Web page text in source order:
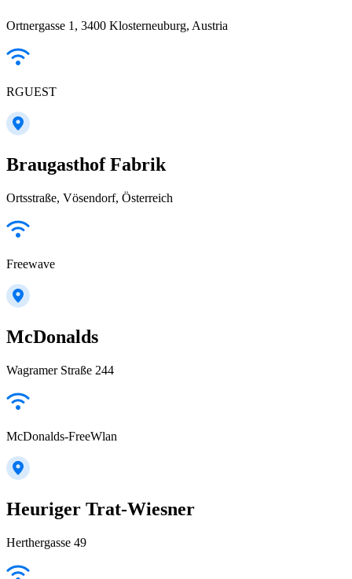
Ortnergasse 1, 3400 Klosterneuburg, Austria
RGUEST
Braugasthof Fabrik
Ortsstraße, Vösendorf, Österreich
Freewave
McDonalds
Wagramer Straße 244
McDonalds-FreeWlan
Heuriger Trat-Wiesner
Herthergasse 49